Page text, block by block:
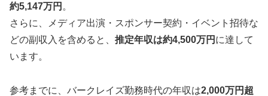
約5,147万円 。
さらに、メディア出演・スポンサー契約・イベント招待な
どの副収入を含めると、 推定年収は約4,500万円 に達して
います。
参考までに、バークレイズ勤務時代の年収は2,000万円超